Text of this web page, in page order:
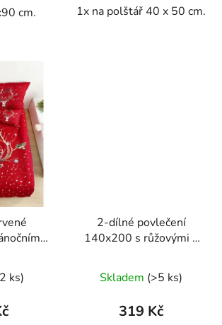
cm.
1x na polštář 40 x 50 cm.
ks)
2-dílné povlečení
140x200 s růžovými a
tmavošedém podladu
Skladem (>5 ks)
319 Kč